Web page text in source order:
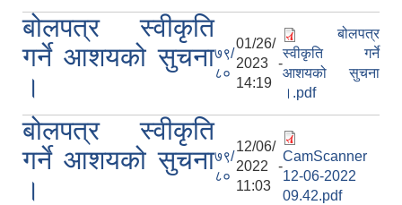
बोलपत्र स्वीकृति
गर्ने आशयको सुचना
।
७९/
८०
01/26/
2023 -
14:19
बोलपत्र
स्वीकृति गर्ने
आशयको सुचना
।.pdf
बोलपत्र स्वीकृति
गर्ने आशयको सुचना
।
७९/
८०
12/06/
2022 -
11:03
CamScanner
12-06-2022
09.42.pdf